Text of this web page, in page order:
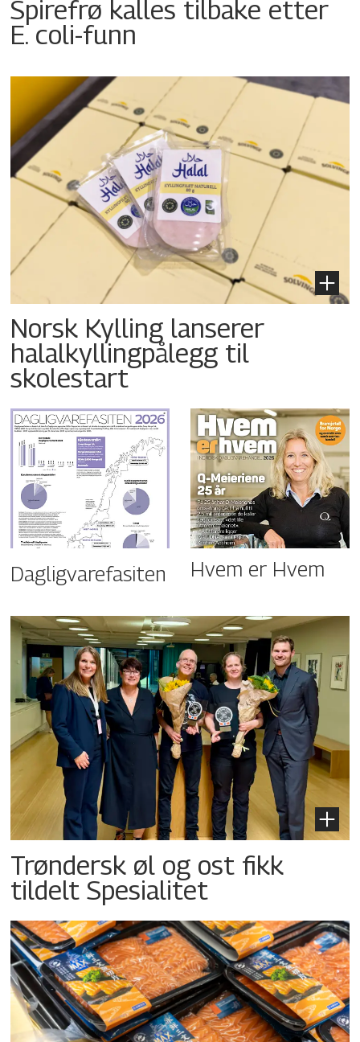
Spirefrø kalles tilbake etter
E. coli-funn
Norsk Kylling lanserer
halalkyllingpålegg til
skolestart
Dagligvarefasiten Hvem er Hvem
Trøndersk øl og ost fikk
tildelt Spesialitet